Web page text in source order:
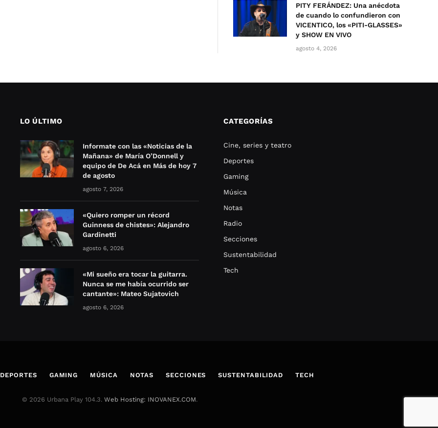
PITY FERÁNDEZ: Una anécdota
de cuando lo confundieron con
VICENTICO, los «PITI-GLASSES»
y SHOW EN VIVO
agosto 4, 2026
LO ÚLTIMO
Informate con las «Noticias de la
Mañana» de María O’Donnell y
equipo de De Acá en Más de hoy 7
de agosto
agosto 7, 2026
«Quiero romper un récord
Guinness de chistes»: Alejandro
Gardinetti
agosto 6, 2026
«Mi sueño era tocar la guitarra.
Nunca se me había ocurrido ser
cantante»: Mateo Sujatovich
agosto 6, 2026
CATEGORÍAS
Cine, series y teatro
Deportes
Gaming
Música
Notas
Radio
Secciones
Sustentabilidad
Tech
DEPORTES GAMING MÚSICA NOTAS SECCIONES SUSTENTABILIDAD TECH
© 2026 Urbana Play 104.3. Web Hosting: INOVANEX.COM.